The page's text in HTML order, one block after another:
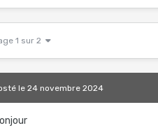
1 sur 2
le 24 novembre 2024